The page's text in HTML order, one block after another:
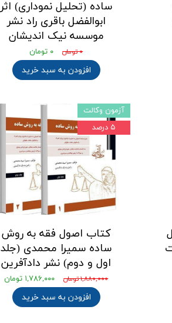
ساده (تحلیل نموداری) اثر
ابوالفضل باقری راد نشر
موسسه نیک اندیشان
۰ تومان ۰ تومان
افزودن به سبد خرید
کتاب اصول فقه به روش
ساده سمیرا محمدی (جلد
اول و دوم) نشر دادآفرین
۱,۸۸۰,۰۰۰ تومان ۱,۷۸۶,۰۰۰ تومان
افزودن به سبد خرید
آزمون وکالت
۵ درصد